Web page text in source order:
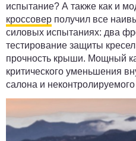
испытание? А также как и
кроссовер получил все
силовых испытаниях: два
тестирование защиты
прочность крыши. Мощный
критического уменьшения
салона и